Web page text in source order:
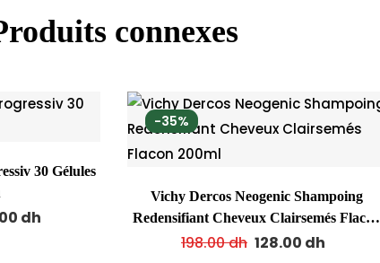
connexes
30 Gélules
dh
-35%
Vichy Dercos Neogenic Shampoing
Redensifiant Cheveux Clairsemés Flacon
200ml
198.00dh 128.00 dh